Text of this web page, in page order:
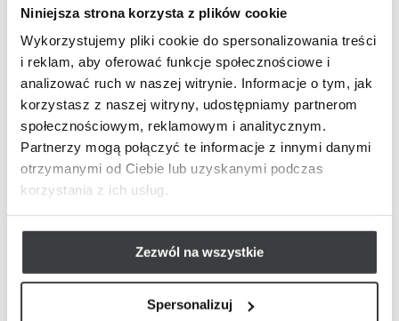
Niniejsza strona korzysta z plików cookie
Wykorzystujemy pliki cookie do spersonalizowania treści
i reklam, aby oferować funkcje społecznościowe i
analizować ruch w naszej witrynie. Informacje o tym, jak
korzystasz z naszej witryny, udostępniamy partnerom
społecznościowym, reklamowym i analitycznym.
Partnerzy mogą połączyć te informacje z innymi danymi
otrzymanymi od Ciebie lub uzyskanymi podczas
korzystania z ich usług.
Zezwól na wszystkie
Spersonalizuj
nie dotykać ani nie masować leczonych
obszarów, aby uniknąć zakażeń
nie nakładać makijażu, gdyż może on
podrażniać skórę
przez co najmniej 6 miesięcy stosować kremy z
wysokim filtrem SPF 50, aby chronić skórę przed
promieniowaniem UV
Jakie są przeciwwskazania do
Istnieje kilka przeciwwskazań do wykonania zabiegu
laserowego usuwania makijażu permanentnego, w